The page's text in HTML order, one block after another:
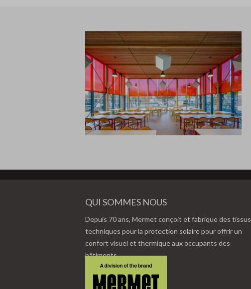
QUI SOMMES NOUS
Depuis 70 ans, Mermet conçoit et fabrique des tissus
techniques pour la protection solaire pour offrir un
confort visuel et thermique aux occupants des
bâtiments.